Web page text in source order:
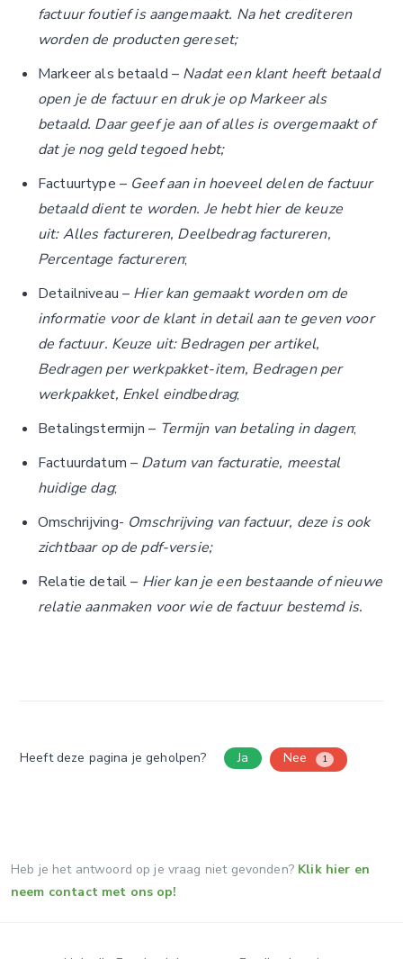
factuur foutief is aangemaakt. Na het crediteren
worden de producten gereset;
Markeer als betaald – Nadat een klant heeft betaald
open je de factuur en druk je op Markeer als
betaald. Daar geef je aan of alles is overgemaakt of
dat je nog geld tegoed hebt;
Factuurtype – Geef aan in hoeveel delen de factuur
betaald dient te worden. Je hebt hier de keuze
uit: Alles factureren, Deelbedrag factureren,
Percentage factureren;
Detailniveau – Hier kan gemaakt worden om de
informatie voor de klant in detail aan te geven voor
de factuur. Keuze uit: Bedragen per artikel,
Bedragen per werkpakket-item, Bedragen per
werkpakket, Enkel eindbedrag;
Betalingstermijn – Termijn van betaling in dagen;
Factuurdatum – Datum van facturatie, meestal
huidige dag;
Omschrijving- Omschrijving van factuur, deze is ook
zichtbaar op de pdf-versie;
Relatie detail – Hier kan je een bestaande of nieuwe
relatie aanmaken voor wie de factuur bestemd is.
Heeft deze pagina je geholpen? Ja Nee 1
Heb je het antwoord op je vraag niet gevonden? Klik hier en
neem contact met ons op!